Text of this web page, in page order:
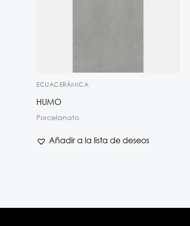
ECUACERÁMICA
HUMO
Porcelanato
Añadir a la lista de deseos